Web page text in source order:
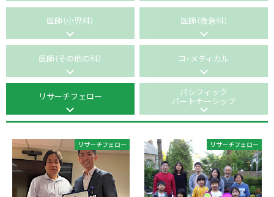
医師（小児科） 医師（救急科）
医師（その他の科） コ・メディカル
リサーチフェロー パシフィック
パートナーシップ
リサーチフェロー リサーチフェロー